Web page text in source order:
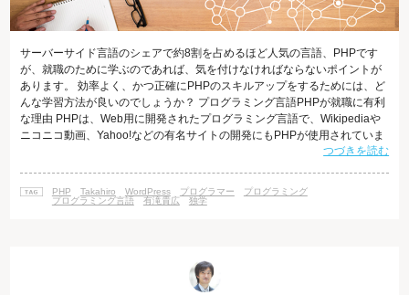
サーバーサイド言語のシェアで約8割を占めるほど人気の言語、PHPです
が、就職のために学ぶのであれば、気を付けなければならないポイントが
あります。 効率よく、かつ正確にPHPのスキルアップをするためには、ど
んな学習方法が良いのでしょうか？ プログラミング言語PHPが就職に有利
な理由 PHPは、Web用に開発されたプログラミング言語で、Wikipediaや
ニコニコ動画、Yahoo!などの有名サイトの開発にもPHPが使用されていま
す。PHPはWebの世界で大きなシェアを持ち、2017年6月の時点で、サー
languag
つづきを読む
PHP Takahiro WordPress プログラマー
プログラミング
プログラミング言語
有滝貴広 独学